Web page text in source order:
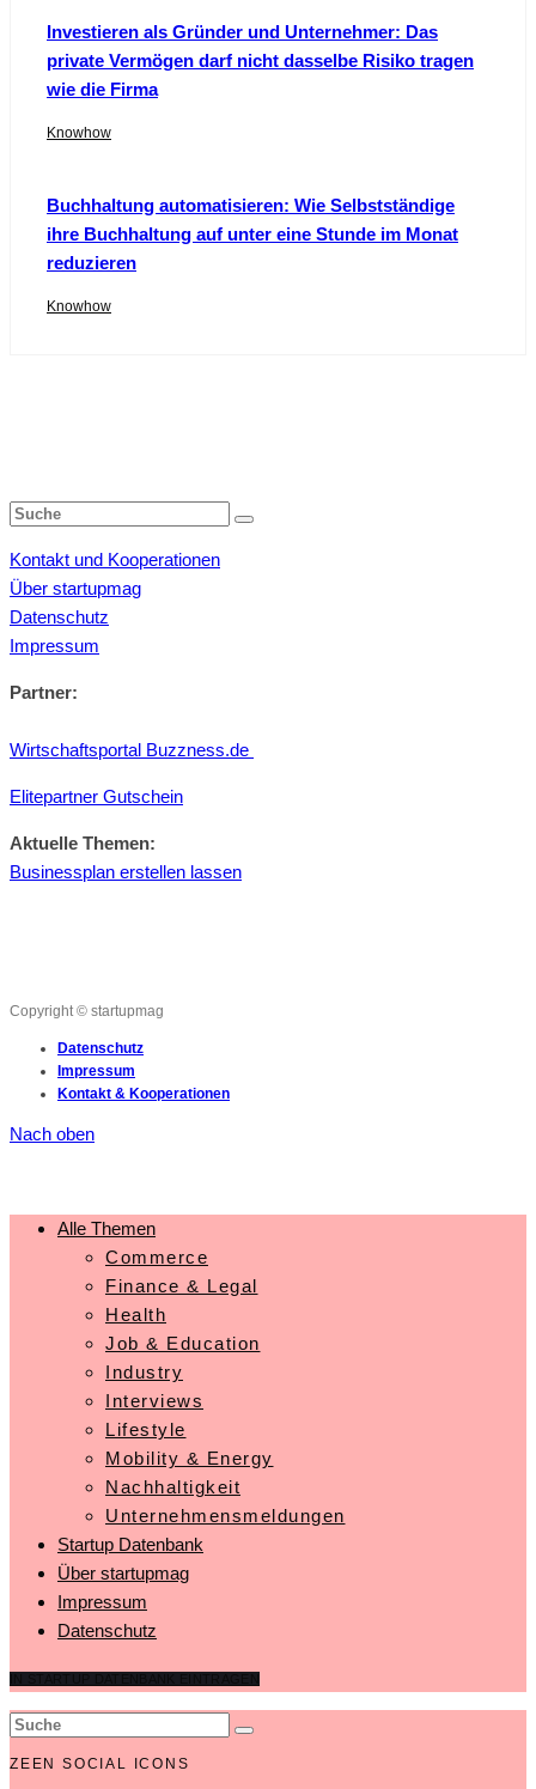
Investieren als Gründer und Unternehmer: Das
private Vermögen darf nicht dasselbe Risiko tragen
wie die Firma
Knowhow
Buchhaltung automatisieren: Wie Selbstständige
ihre Buchhaltung auf unter eine Stunde im Monat
reduzieren
Knowhow
Kontakt und Kooperationen
Über startupmag
Datenschutz
Impressum
Partner:
Wirtschaftsportal Buzzness.de
Elitepartner Gutschein
Aktuelle Themen:
Businessplan erstellen lassen
Copyright © startupmag
Datenschutz
Impressum
Kontakt & Kooperationen
Nach oben
Alle Themen
Commerce
Finance & Legal
Health
Job & Education
Industry
Interviews
Lifestyle
Mobility & Energy
Nachhaltigkeit
Unternehmensmeldungen
Startup Datenbank
Über startupmag
Impressum
Datenschutz
ZEEN SOCIAL ICONS